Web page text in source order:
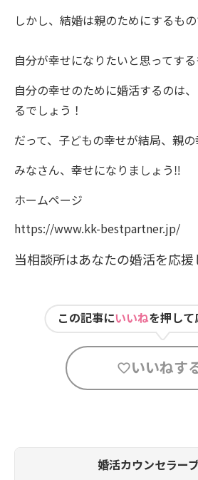
しかし、結婚は親のためにするもの
自分が幸せになりたいと思ってする
自分の幸せのために婚活するのは
るでしょう！
だって、子どもの幸せが結局、親の
みなさん、幸せになりましょう‼
ホームページ
https://www.kk-bestpartner.jp/
当相談所はあなたの婚活を応援
この記事にいいねを押して
いいねす
婚活カウンセラー